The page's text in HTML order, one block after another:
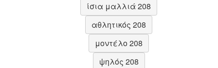
ίσια μαλλιά 208
αθλητικός 208
μοντέλο 208
ψηλός 208